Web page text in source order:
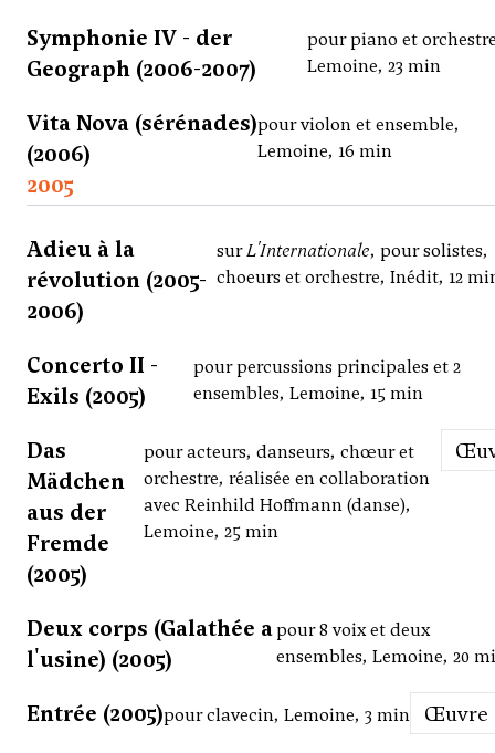
Symphonie IV - der
Geograph (2006-2007)
pour piano et
Lemoine, 23 min
Vita Nova (sérénades)
(2006)
pour violon et ensemble,
Lemoine, 16 min
2005
Adieu à la
révolution (2005-
2006)
surL'Internationale, pour solistes,
choeurs et orchestre, Inédit, 12
Concerto II -
Exils (2005)
pour percussions principales et 2
ensembles, Lemoine, 15 min
Das
Mädchen
aus der
Fremde
(2005)
pour acteurs, danseurs, chœur et
orchestre, réalisée en collaboration
avec Reinhild Hoffmann (danse),
Lemoine, 25 min
Deux corps (Galathée a
l'usine) (2005)
pour 8 voix et deux
ensembles, Lemoine, 20
Entrée (2005)pour clavecin, Lemoine, 3 min Œuvre